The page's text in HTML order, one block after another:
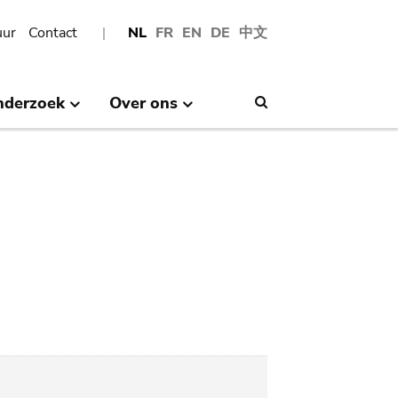
NL FR EN DE 中文
Contact
Over ons